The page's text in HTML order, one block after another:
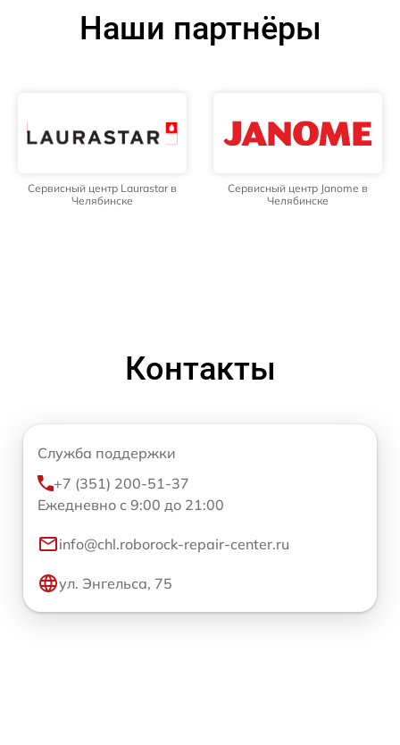
Наши партнёры
Сервисный центр Laurastar в
Челябинске
Сервисный центр Janome в
Челябинске
Контакты
Служба поддержки
+7 (351) 200-51-37
Ежедневно с 9:00 до 21:00
info@chl.roborock-repair-center.ru
ул. Энгельса, 75